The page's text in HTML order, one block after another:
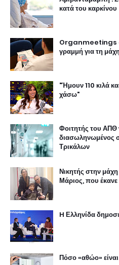
κατά του καρκίνου
Organmeetings
γραμμή για τη
"Ήμουν 110 κιλά
χάσω"
Φοιτητής του ΑΠΘ
διασωληνωμένος
Τρικάλων
Νικητής στην
Μάριος, που
H Ελληνίδα
Πόσο «αθώο»